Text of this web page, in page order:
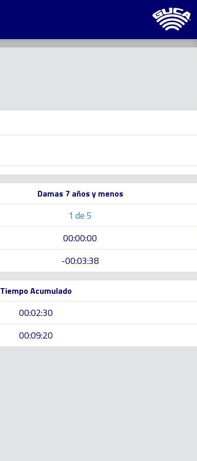
Damas 7 años y menos
1 de 5
00:00:00
-00:03:38
Tiempo Acumulado
00:02:30
00:09:20